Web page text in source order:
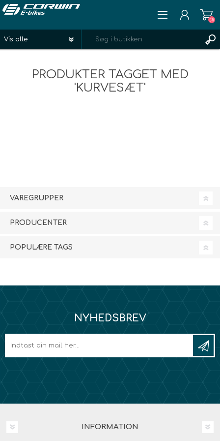
LOGIN
(0)
PRODUKTER TAGGET MED
'KURVESÆT'
VAREGRUPPER
PRODUCENTER
POPULÆRE TAGS
NYHEDSBREV
INFORMATION